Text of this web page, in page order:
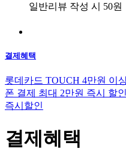
일반리뷰 작성 시
50원
결제혜택
롯데카드 TOUCH 4만원 이
폰 결제 최대 2만원 즉시 할인
즉시할인
결제혜택